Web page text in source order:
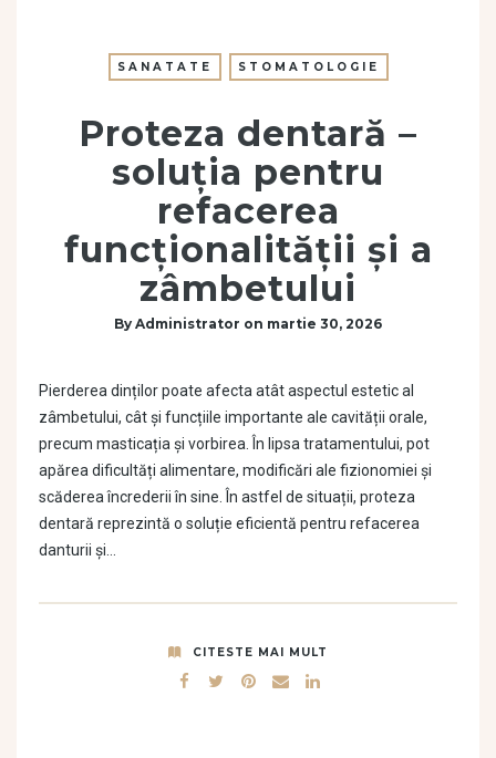
SANATATE STOMATOLOGIE
Proteza dentară –
soluția pentru
refacerea
funcționalității și a
zâmbetului
By Administrator on martie 30, 2026
Pierderea dinților poate afecta atât aspectul estetic al
zâmbetului, cât și funcțiile importante ale cavității orale,
precum masticația și vorbirea. În lipsa tratamentului, pot
apărea dificultăți alimentare, modificări ale fizionomiei și
scăderea încrederii în sine. În astfel de situații, proteza
dentară reprezintă o soluție eficientă pentru refacerea
danturii și…
CITESTE MAI MULT